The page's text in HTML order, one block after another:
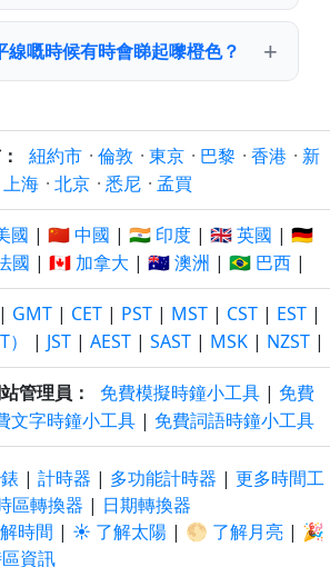
線嘅時候有時會睇起嚟橙色？
紐約市 · 倫敦 · 東京 · 巴黎 · 香港 · 新
上海 · 北京 · 悉尼 · 孟買
國 | 🇨🇳 中國 | 🇮🇳 印度 | 🇬🇧 英國 | 🇩🇪
國 | 🇨🇦 加拿大 | 🇦🇺 澳洲 | 🇧🇷 巴西 |
| GMT | CET | PST | MST | CST | EST |
| JST | AEST | SAST | MSK | NZST |
管理員： 免費模擬時鐘小工具 | 免費
文字時鐘小工具 | 免費詞語時鐘小工具
| 計時器 | 多功能計時器 | 更多時間工
區轉換器 | 日期轉換器
時間 | ☀️ 了解太陽 | 🌕 了解月亮 | 🎉
資訊